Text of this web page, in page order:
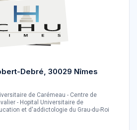
Debré, 30029 Nîmes
de Carémeau - Centre de
- Hopital Universitaire de
et d'addictologie du Grau-du-Roi